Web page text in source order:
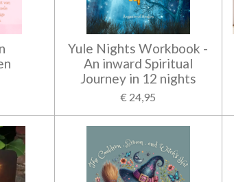
Yule Nights Workbook -
An inward Spiritual
Journey in 12 nights
€ 24,95